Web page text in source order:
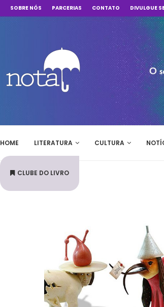
SOBRE NÓS PARCERIAS CONTATO DIVULGUE
HOME LITERATURA CULTURA
CLUBE DO LIVRO